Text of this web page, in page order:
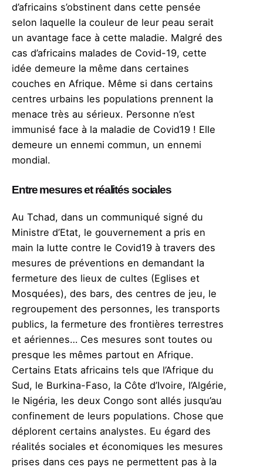
d’africains s’obstinent dans cette pensée
selon laquelle la couleur de leur peau serait
un avantage face à cette maladie. Malgré des
cas d’africains malades de Covid-19, cette
idée demeure la même dans certaines
couches en Afrique. Même si dans certains
centres urbains les populations prennent la
menace très au sérieux. Personne n’est
immunisé face à la maladie de Covid19 ! Elle
demeure un ennemi commun, un ennemi
mondial.
Entre mesures et réalités sociales
Au Tchad, dans un communiqué signé du
Ministre d’Etat, le gouvernement a pris en
main la lutte contre le Covid19 à travers des
mesures de préventions en demandant la
fermeture des lieux de cultes (Eglises et
Mosquées), des bars, des centres de jeu, le
regroupement des personnes, les transports
publics, la fermeture des frontières terrestres
et aériennes… Ces mesures sont toutes ou
presque les mêmes partout en Afrique.
Certains Etats africains tels que l’Afrique du
Sud, le Burkina-Faso, la Côte d’Ivoire, l’Algérie,
le Nigéria, les deux Congo sont allés jusqu’au
confinement de leurs populations. Chose que
déplorent certains analystes. Eu égard des
réalités sociales et économiques les mesures
prises dans ces pays ne permettent pas à la